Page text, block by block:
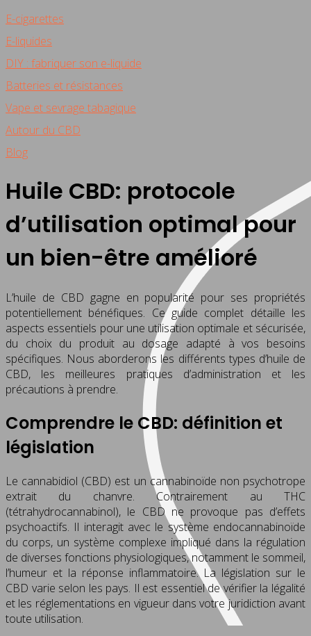
E-cigarettes
E-liquides
DIY : fabriquer son e-liquide
Batteries et résistances
Vape et sevrage tabagique
Autour du CBD
Blog
Huile CBD: protocole
d’utilisation optimal pour
un bien-être amélioré
L’huile de CBD gagne en popularité pour ses propriétés
potentiellement bénéfiques. Ce guide complet détaille les
aspects essentiels pour une utilisation optimale et sécurisée,
du choix du produit au dosage adapté à vos besoins
spécifiques. Nous aborderons les différents types d’huile de
CBD, les meilleures pratiques d’administration et les
précautions à prendre.
Comprendre le CBD: définition et
législation
Le cannabidiol (CBD) est un cannabinoïde non psychotrope
extrait du chanvre. Contrairement au THC
(tétrahydrocannabinol), le CBD ne provoque pas d’effets
psychoactifs. Il interagit avec le système endocannabinoïde
du corps, un système complexe impliqué dans la régulation
de diverses fonctions physiologiques, notamment le sommeil,
l’humeur et la réponse inflammatoire. La législation sur le
CBD varie selon les pays. Il est essentiel de vérifier la légalité
et les réglementations en vigueur dans votre juridiction avant
toute utilisation.